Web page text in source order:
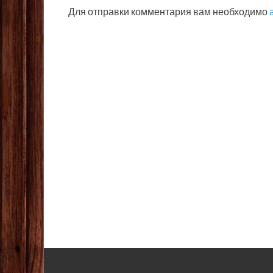
Для отправки комментария вам необходимо